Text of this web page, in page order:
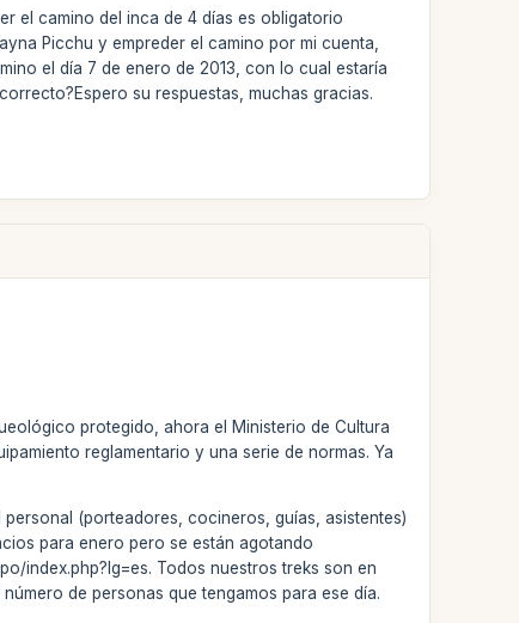
el camino del inca de 4 días es obligatorio
Picchu y empreder el camino por mi cuenta,
el día 7 de enero de 2013, con lo cual estaría
su respuestas, muchas gracias.
protegido, ahora el Ministerio de Cultura
reglamentario y una serie de normas. Ya
(porteadores, cocineros, guías, asistentes)
para enero pero se están agotando
index.php?lg=es. Todos nuestros treks son en
de personas que tengamos para ese día.